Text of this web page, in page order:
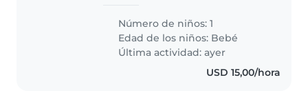
lleno/a de energía y curiosidad.
Queremos alguien que se sienta
cómodo/a cuidando a un bebé y
quien..
Número de niños: 1
Edad de los niños: Bebé
Última actividad: ayer
USD 15,00/hora